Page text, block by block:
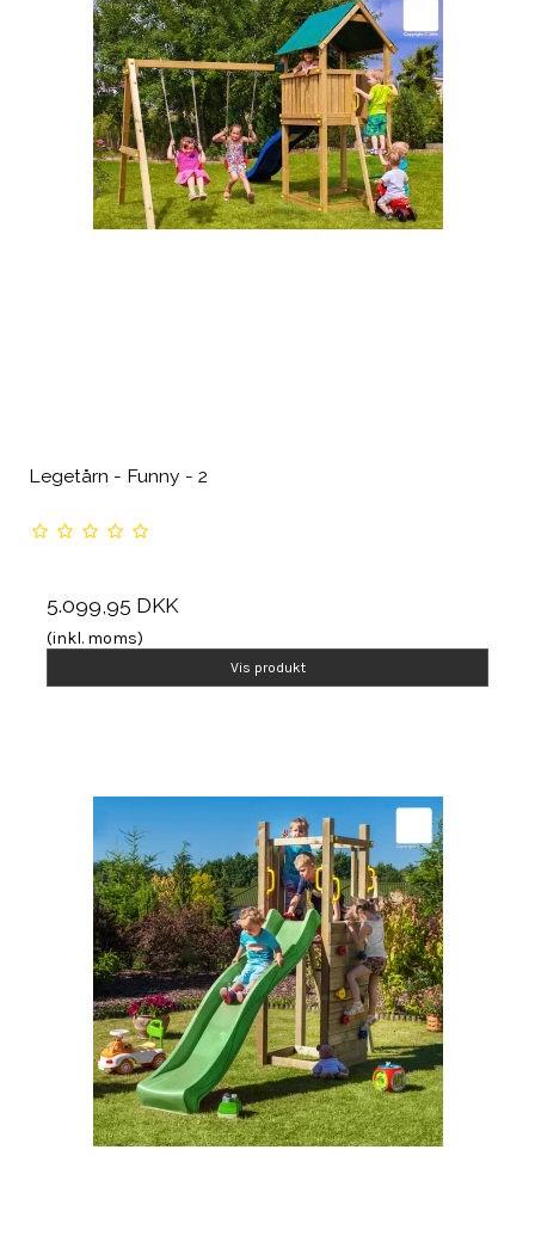
Legetårn - Funny - 2
5.099,95 DKK
(inkl. moms)
Vis produkt